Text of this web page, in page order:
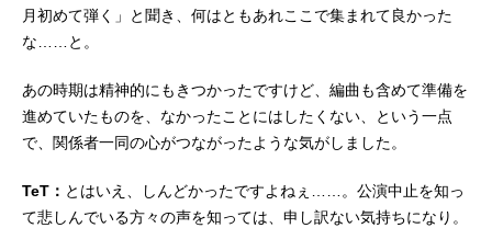
月初めて弾く」と聞き、何はともあれここで集まれて良かった
な……と。
あの時期は精神的にもきつかったですけど、編曲も含めて準備を
進めていたものを、なかったことにはしたくない、という一点
で、関係者一同の心がつながったような気がしました。
TeT： とはいえ、しんどかったですよねぇ……。公演中止を知っ
て悲しんでいる方々の声を知っては、申し訳ない気持ちになり。